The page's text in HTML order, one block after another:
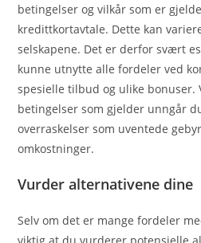
betingelser og vilkår som er
kredittkortavtale. Dette kan
selskapene. Det er derfor svært
kunne utnytte alle fordeler ved
spesielle tilbud og ulike bonuser.
betingelser som gjelder unngår
overraskelser som uventede
omkostninger.
Vurder alternativene dine
Selv om det er mange fordeler
viktig at du vurderer potensielle